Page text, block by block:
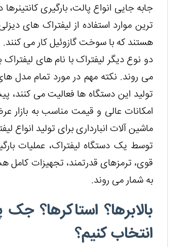
جابه جایی انواع پالت، بارگیری
ترین موارد استفاده از لیفتراک های
هستند که با سوخت گازوئیل کار می کنند.
دو نوع دیگر لیفتراک با نام های
می روند. نکته مهم در مورد تمام مدل
تولید این دستگاه ها فعالیت می کنند،
امکانات عالی و قیمت مناسب به بازار
ماشین آلات انبارداری برای تولید انواع
توسط یک دستگاه لیفتراک، عملیات
قوی، ترمزهای قدرتمند، تجهیزات کامل
به شمار می روند.
بالابرها؟ استاکرها؟
انتخاب کنیم؟